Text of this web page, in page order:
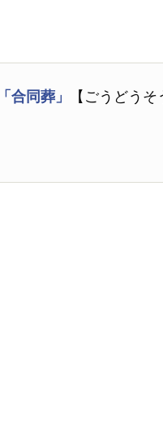
「合同葬」
【ごうどう